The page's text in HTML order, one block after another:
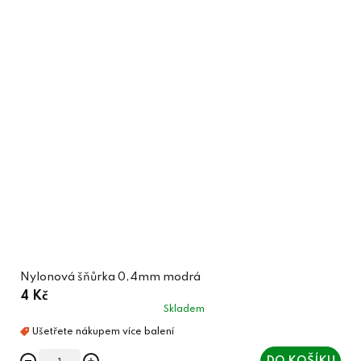
Nylonová šňůrka 0,4mm modrá
4 Kč
Skladem